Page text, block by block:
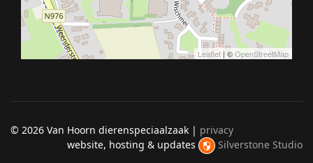
Leaflet| ©OpenStreetMap
© 2026 Van Hoorn dierenspeciaalzaak | privacy
website, hosting & updates
Silverstone Studio